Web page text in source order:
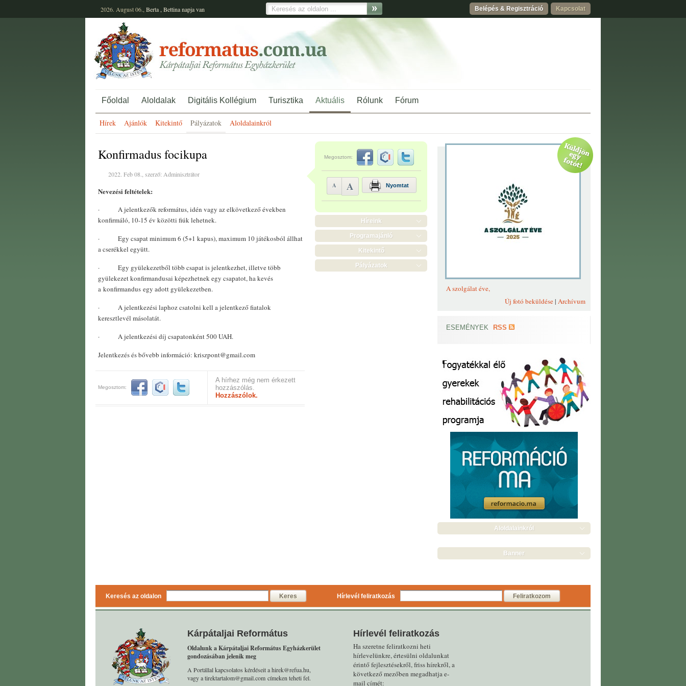
Belépés & Regisztráció Kapcsolat
2026. August 06., Berta , Bettinanapja van
Főoldal Aloldalak Digitális Kollégium Turisztika Aktuális Rólunk Fórum
Hírek Ajánlók Kitekintő Pályázatok Aloldalainkról
Konfirmadus focikupa
2022. Feb 08., szerző: Adminisztrátor
Nevezési feltételek:
·
A jelentkezők református, idén vagy az elkövetkező években
konfirmáló, 10-15 év közötti fiúk lehetnek.
·
Egy csapat minimum 6 (5+1 kapus), maximum 10 játékosból állhat
a cserékkel együtt.
·
Egy gyülekezetből több csapat is jelentkezhet, illetve több
gyülekezet konfirmandusai képezhetnek egy csapatot, ha kevés
a konfirmandus egy adott gyülekezetben.
·
A jelentkezési laphoz csatolni kell a jelentkező fiatalok
keresztlevél másolatát.
·
A jelentkezési díj csapatonként 500 UAH.
Jelentkezés és bővebb információ: kriszpont@gmail.com
Megosztom:
A hírhez még nem érkezett
hozzászólás.
Hozzászólok.
Megosztom:
A A Nyomtat
Híreink
Programajánló
Kitekintő
Pályázatok
A szolgálat éve,
Új fotó beküldése| Archívum
ESEMÉNYEK RSS
Aloldalainkról
Banner
Keresés az oldalon Keres Hírlevél feliratkozás Feliratkozom
Kárpátaljai Református
Oldalunk a Kárpátaljai Református Egyházkerület
gondozásában jelenik meg
A Portállal kapcsolatos kérdéseit a hirek@refua.hu,
vagy a tirektartalom@gmail.com címeken teheti fel.
Hírlevél feliratkozás
Ha szeretne feliratkozni heti
hírlevelünkre, értesülni oldalunkat
érintő fejlesztésekről, friss hírekről, a
következő mezőben megadhatja e-
mail címét: